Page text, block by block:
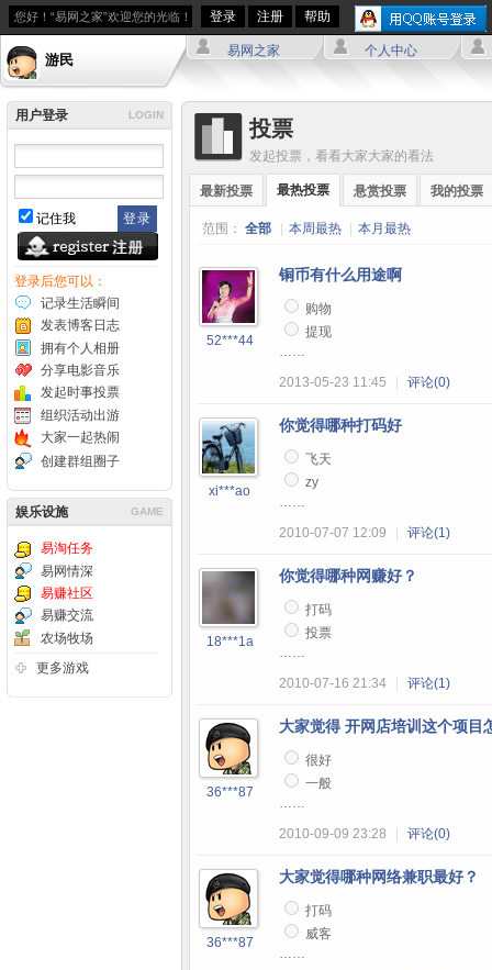
您好！“易网之家”欢迎您的光临！ 登录 注册 帮助
游民
易网之家 个人中心
LOGIN
用户登录
记住我
登录后您可以：
记录生活瞬间
发表博客日志
拥有个人相册
分享电影音乐
发起时事投票
组织活动出游
大家一起热闹
创建群组圈子
GAME
娱乐设施
易淘任务
易网情深
易赚社区
易赚交流
农场牧场
更多游戏
投票
发起投票，看看大家大家的看法
最新投票 最热投票 悬赏投票 我的投票
范围： 全部 本周最热 本月最热
52***44
铜币有什么用途啊
购物
提现
……
2013-05-23 11:45
评论(0)
xi***ao
你觉得哪种打码好
飞天
zy
……
2010-07-07 12:09
评论(1)
18***1a
你觉得哪种网赚好？
打码
投票
……
2010-07-16 21:34
评论(1)
36***87
大家觉得 开网店培训这个项目
很好
一般
……
2010-09-09 23:28
评论(0)
36***87
大家觉得哪种网络兼职最好？
打码
威客
……